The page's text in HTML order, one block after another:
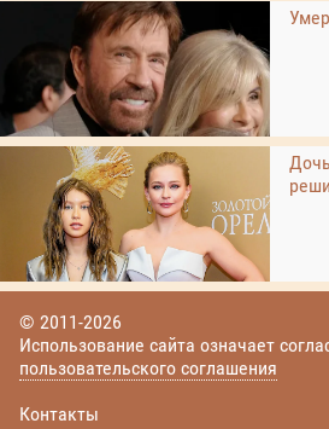
© 2011-2026
Использование сайта означает
пользовательского соглашения
Контакты